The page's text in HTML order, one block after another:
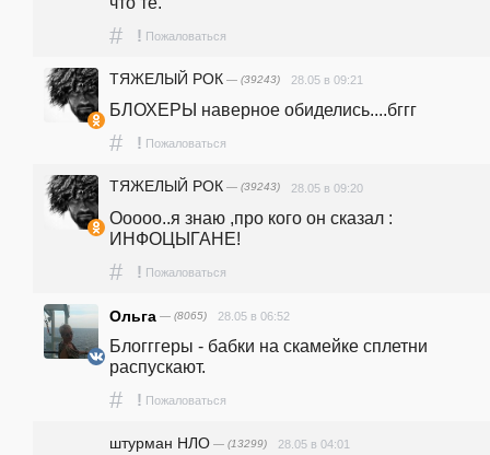
# ! Пожаловаться
ТЯЖЕЛЫЙ РОК — (39243) 28.05 в 09:21
БЛОХЕРЫ наверное обиделись....бггг
# ! Пожаловаться
ТЯЖЕЛЫЙ РОК — (39243) 28.05 в 09:20
Ооооо..я знаю ,про кого он сказал :
ИНФОЦЫГАНЕ!
# ! Пожаловаться
Ольга — (8065) 28.05 в 06:52
Блогггеры - бабки на скамейке сплетни
распускают.
# ! Пожаловаться
штурман НЛО — (13299) 28.05 в 04:01